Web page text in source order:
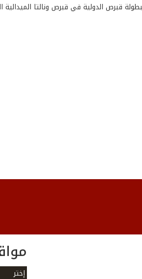
قبرص الدولية في قبرص ونالتا الميدالية